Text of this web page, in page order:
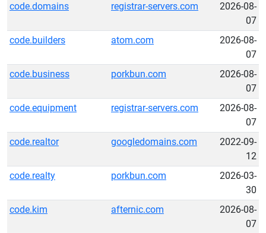
code.domains
registrar-servers.com
2026-08-
07
code.builders
atom.com
2026-08-
07
code.business
porkbun.com
2026-08-
07
code.equipment
registrar-servers.com
2026-08-
07
code.realtor
googledomains.com
2022-09-
12
code.realty
porkbun.com
2026-03-
30
code.kim
afternic.com
2026-08-
07